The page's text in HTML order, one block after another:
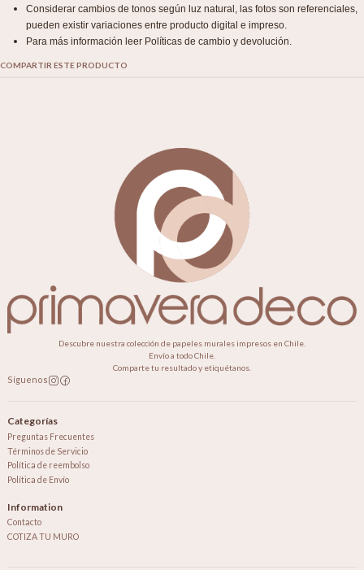
Considerar cambios de tonos según luz natural, las fotos son referenciales,
pueden existir variaciones entre producto digital e impreso.
Para más información leer Políticas de cambio y devolución.
COMPARTIR ESTE PRODUCTO
Descubre nuestra colección de papeles murales impresos en Chile.
Envío a todo Chile.
Comparte tu resultado y etiquétanos.
Síguenos
Categorías
Preguntas Frecuentes
Términos de Servicio
Política de reembolso
Política de Envío
Information
Contacto
COTIZA TU MURO